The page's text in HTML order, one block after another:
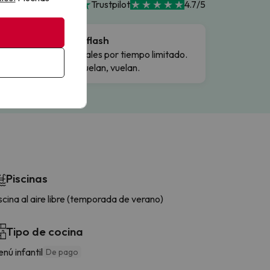
Trustpilot 4.7/5
Ofertas flash
Precios reales por tiempo limitado.
Cuando vuelan, vuelan.
Piscinas
al aire libre (temporada de verano)
Tipo de cocina
infantil De pago